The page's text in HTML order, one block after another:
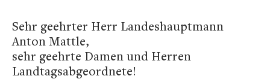
Sehr geehrter Herr Landeshauptmann
Anton Mattle,
sehr geehrte Damen und Herren
Landtagsabgeordnete!